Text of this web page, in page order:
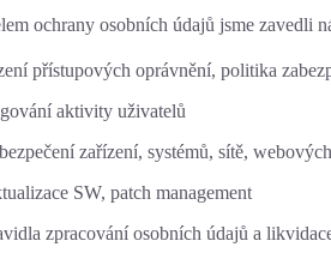
ochrany osobních údajů jsme zavedli
přístupových oprávnění, politika
aktivity uživatelů
zařízení, systémů, sítě,
SW, patch management
zpracování osobních údajů a